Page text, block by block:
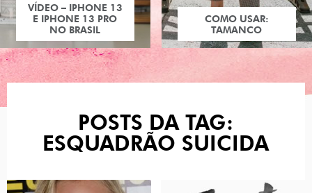
VÍDEO – IPHONE 13
E IPHONE 13 PRO
NO BRASIL
COMO USAR:
TAMANCO
POSTS DA TAG:
ESQUADRÃO SUICIDA